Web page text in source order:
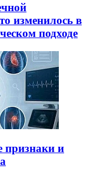
изменилось в
подходе
признаки и